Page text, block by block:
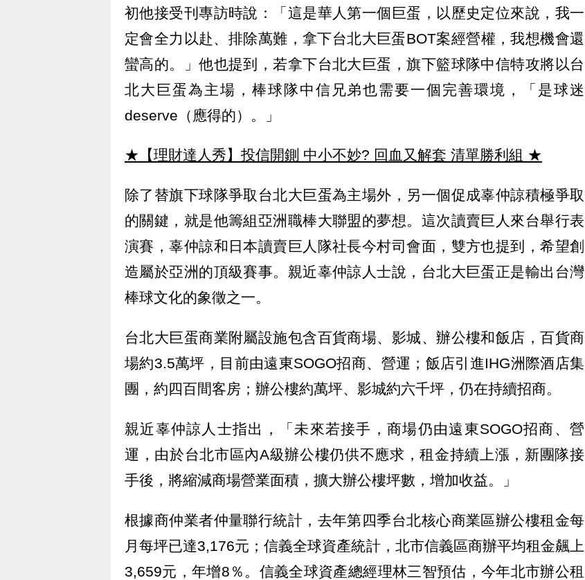
初他接受刊專訪時說：「這是華人第一個巨蛋，以歷史定位來說，我一
定會全力以赴、排除萬難，拿下台北大巨蛋BOT案經營權，我想機會還
蠻高的。」他也提到，若拿下台北大巨蛋，旗下籃球隊中信特攻將以台
北大巨蛋為主場，棒球隊中信兄弟也需要一個完善環境，「是球迷
deserve（應得的）。」
★【理財達人秀】投信開鍘 中小不妙? 回血又解套 清單勝利組 ★
除了替旗下球隊爭取台北大巨蛋為主場外，另一個促成辜仲諒積極爭取
的關鍵，就是他籌組亞洲職棒大聯盟的夢想。這次讀賣巨人來台舉行表
演賽，辜仲諒和日本讀賣巨人隊社長今村司會面，雙方也提到，希望創
造屬於亞洲的頂級賽事。親近辜仲諒人士說，台北大巨蛋正是輸出台灣
棒球文化的象徵之一。
台北大巨蛋商業附屬設施包含百貨商場、影城、辦公樓和飯店，百貨商
場約3.5萬坪，目前由遠東SOGO招商、營運；飯店引進IHG洲際酒店集
團，約四百間客房；辦公樓約萬坪、影城約六千坪，仍在持續招商。
親近辜仲諒人士指出，「未來若接手，商場仍由遠東SOGO招商、營
運，由於台北市區內A級辦公樓仍供不應求，租金持續上漲，新團隊接
手後，將縮減商場營業面積，擴大辦公樓坪數，增加收益。」
根據商仲業者仲量聯行統計，去年第四季台北核心商業區辦公樓租金每
月每坪已達3,176元；信義全球資產統計，北市信義區商辦平均租金飆上
3,659元，年增8％。信義全球資產總經理林三智預估，今年北市辦公租